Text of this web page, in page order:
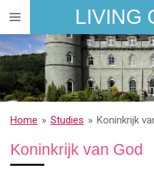
Ga
direct
naar
de
hoofdinhoud
LIVING
Home » Studies » Koninkrijk
Koninkrijk van God